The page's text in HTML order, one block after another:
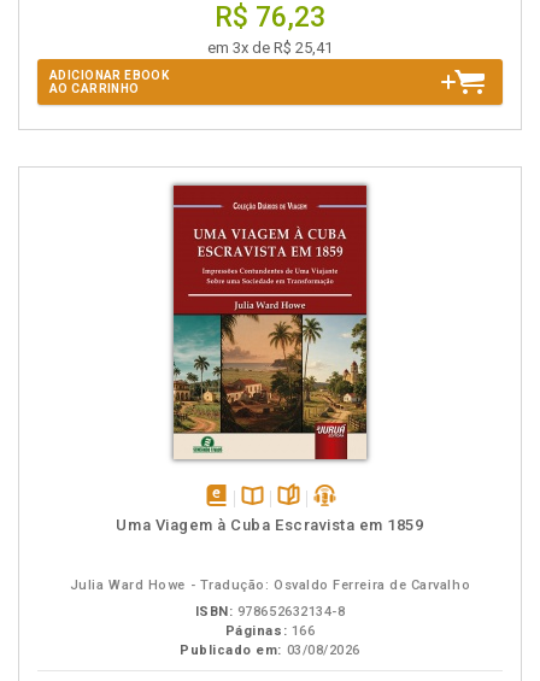
R$ 76,23
em 3x de R$ 25,41
ADICIONAR EBOOK
AO CARRINHO
disponívelDisponível
páginaspodcast
Uma Viagem à Cuba Escravista em 1859
Julia Ward Howe - Tradução: Osvaldo Ferreira de Carvalho
ISBN: 978652632134-8
Páginas: 166
Publicado em: 03/08/2026